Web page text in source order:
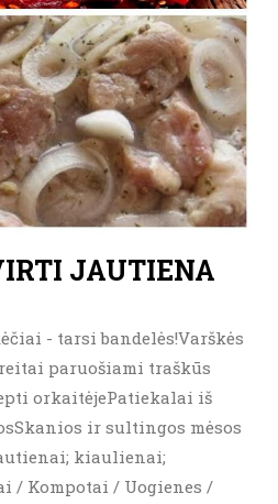
JAUTIENA
- tarsi bandelės!Varškės
paruošiami traškūs
orkaitėjePatiekalai iš
ir sultingos mėsos
kiaulienai;
/ Kompotai / Uogienes /